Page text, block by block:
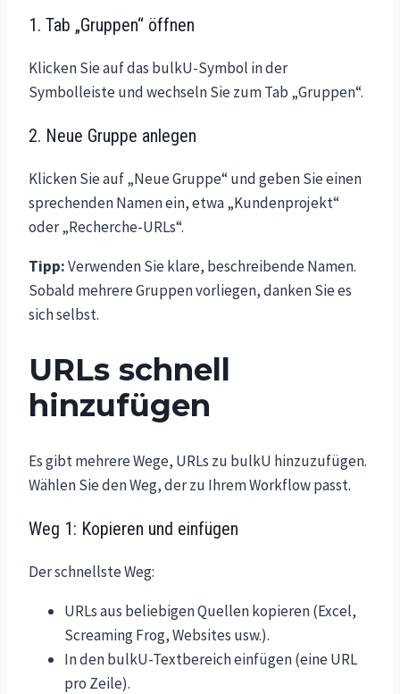
1. Tab „Gruppen“ öffnen
Klicken Sie auf das bulkU-Symbol in der
Symbolleiste und wechseln Sie zum Tab „Gruppen“.
2. Neue Gruppe anlegen
Klicken Sie auf „Neue Gruppe“ und geben Sie einen
sprechenden Namen ein, etwa „Kundenprojekt“
oder „Recherche-URLs“.
Tipp:Verwenden Sie klare, beschreibende Namen.
Sobald mehrere Gruppen vorliegen, danken Sie es
sich selbst.
URLs schnell
hinzufügen
Es gibt mehrere Wege, URLs zu bulkU hinzuzufügen.
Wählen Sie den Weg, der zu Ihrem Workflow passt.
Weg 1: Kopieren und einfügen
Der schnellste Weg:
URLs aus beliebigen Quellen kopieren (Excel,
Screaming Frog, Websites usw.).
In den bulkU-Textbereich einfügen (eine URL
pro Zeile).